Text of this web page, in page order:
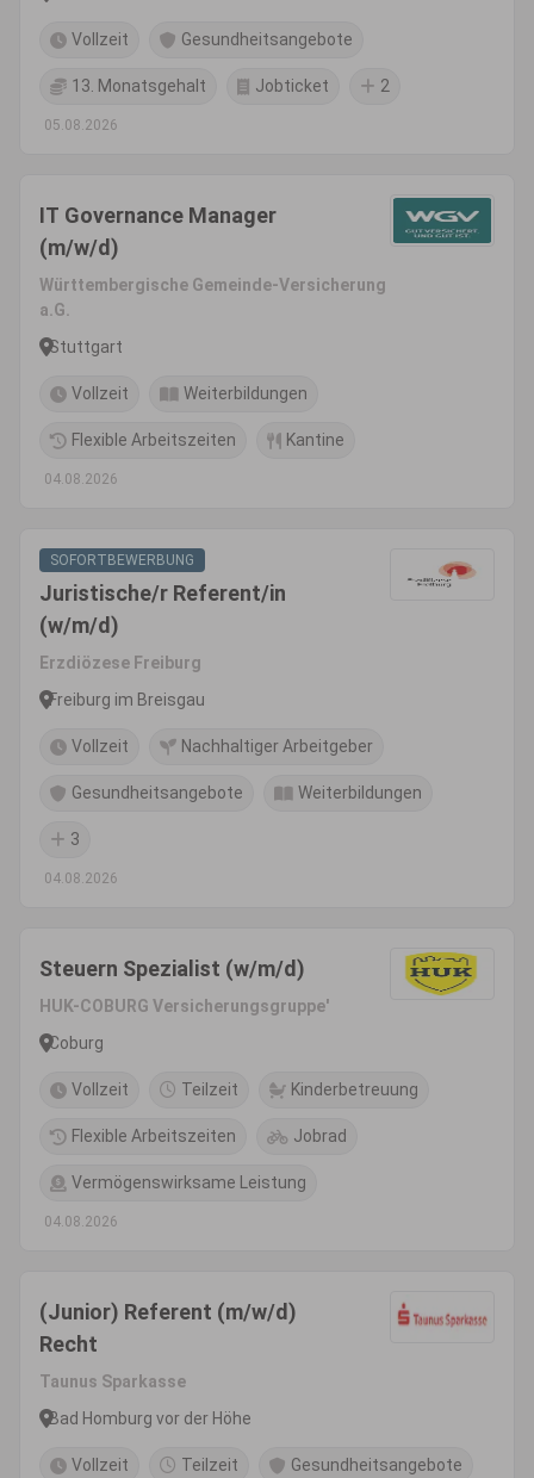
Vollzeit Gesundheitsangebote
13. Monatsgehalt Jobticket 2
05.08.2026
IT Governance Manager
(m/w/d)
Württembergische Gemeinde-Versicherung
a.G.
Stuttgart
Vollzeit Weiterbildungen
Flexible Arbeitszeiten Kantine
04.08.2026
SOFORTBEWERBUNG
Juristische/r Referent/in
(w/m/d)
Erzdiözese Freiburg
Freiburg im Breisgau
Vollzeit Nachhaltiger Arbeitgeber
Gesundheitsangebote Weiterbildungen
3
04.08.2026
Steuern Spezialist (w/m/d)
HUK-COBURG Versicherungsgruppe'
Coburg
Vollzeit Teilzeit Kinderbetreuung
Flexible Arbeitszeiten Jobrad
Vermögenswirksame Leistung
04.08.2026
(Junior) Referent (m/w/d)
Recht
Taunus Sparkasse
Bad Homburg vor der Höhe
Vollzeit Teilzeit Gesundheitsangebote